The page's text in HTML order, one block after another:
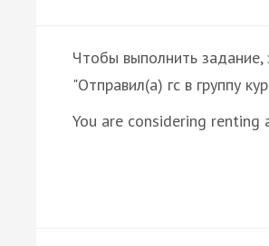
Чтобы выполнить задание,
"Отправил(а) гс в группу
You are considering